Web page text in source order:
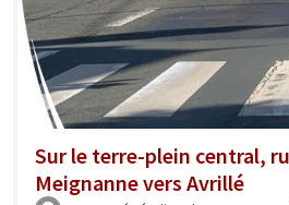
Sur le terre-plein central,
Meignanne vers Avrillé